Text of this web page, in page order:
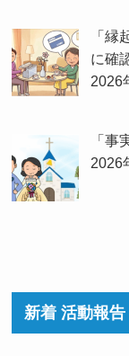
「縁
に確
2026
「事
2026
新着 活動報告